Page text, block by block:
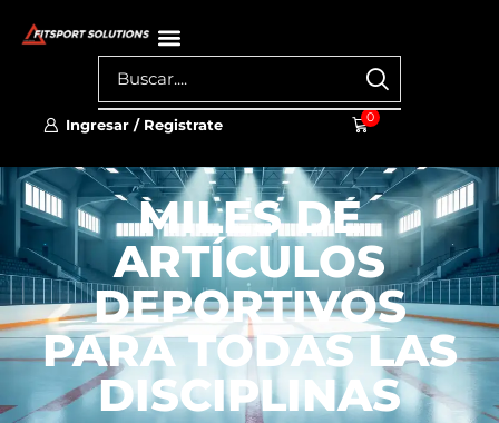
Ingresar / Registrate 0
MILES DE
ARTÍCULOS
DEPORTIVOS
PARA TODAS LAS
DISCIPLINAS